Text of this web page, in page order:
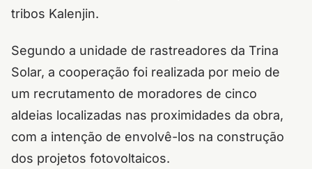
tribos Kalenjin.
Segundo a unidade de rastreadores da Trina
Solar, a cooperação foi realizada por meio de
um recrutamento de moradores de cinco
aldeias localizadas nas proximidades da obra,
com a intenção de envolvê-los na construção
dos projetos fotovoltaicos.